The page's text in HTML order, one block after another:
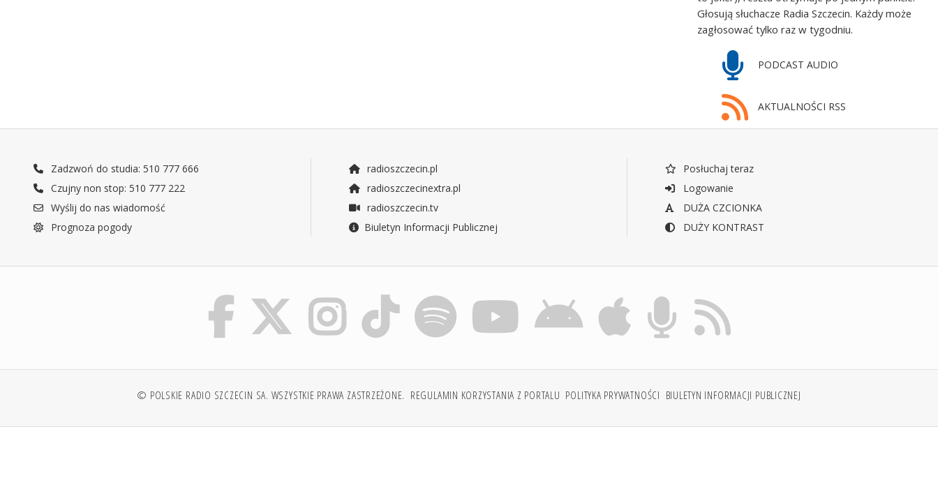
Głosują słuchacze Radia Szczecin. Każdy może
zagłosować tylko raz w tygodniu.
PODCAST AUDIO
AKTUALNOŚCI RSS
Zadzwoń do studia: 510 777 666
Czujny non stop: 510 777 222
Wyślij do nas wiadomość
Prognoza pogody
radioszczecin.pl
radioszczecinextra.pl
radioszczecin.tv
Biuletyn Informacji Publicznej
Posłuchaj teraz
Logowanie
DUŻA CZCIONKA
DUŻY KONTRAST
© POLSKIE RADIO SZCZECIN SA. WSZYSTKIE PRAWA ZASTRZEŻONE. REGULAMIN KORZYSTANIA Z PORTALU POLITYKA PRYWATNOŚCI BIULETYN INFORMACJI PUBLICZNEJ